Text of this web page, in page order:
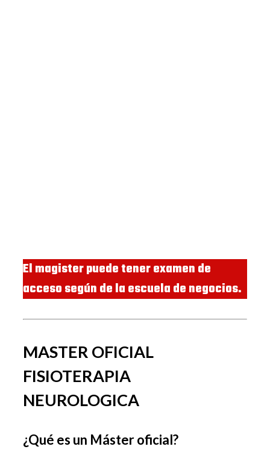
El magister puede tener examen de
acceso según de la escuela de negocios.
MASTER OFICIAL
FISIOTERAPIA
NEUROLOGICA
¿Qué es un Máster oficial?